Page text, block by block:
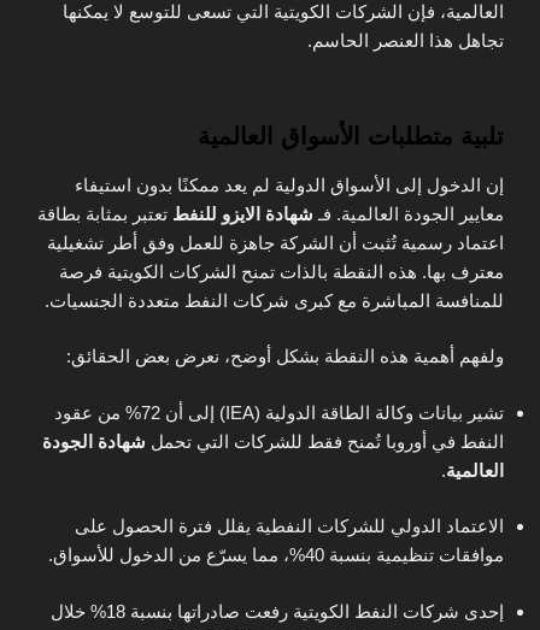
العالمية، فإن الشركات الكويتية التي تسعى للتوسع لا يمكنها
تجاهل هذا العنصر الحاسم.
تلبية متطلبات الأسواق العالمية
إن الدخول إلى الأسواق الدولية لم يعد ممكنًا بدون استيفاء
معايير الجودة العالمية. فـ شهادة الايزو للنفط تعتبر بمثابة بطاقة
اعتماد رسمية تُثبت أن الشركة جاهزة للعمل وفق أطر تشغيلية
معترف بها. هذه النقطة بالذات تمنح الشركات الكويتية فرصة
للمنافسة المباشرة مع كبرى شركات النفط متعددة الجنسيات.
ولفهم أهمية هذه النقطة بشكل أوضح، نعرض بعض الحقائق:
تشير بيانات وكالة الطاقة الدولية (IEA) إلى أن 72% من عقود
النفط في أوروبا تُمنح فقط للشركات التي تحمل شهادة الجودة
العالمية.
الاعتماد الدولي للشركات النفطية يقلل فترة الحصول على
موافقات تنظيمية بنسبة 40%، مما يسرّع من الدخول للأسواق.
إحدى شركات النفط الكويتية رفعت صادراتها بنسبة 18% خلال